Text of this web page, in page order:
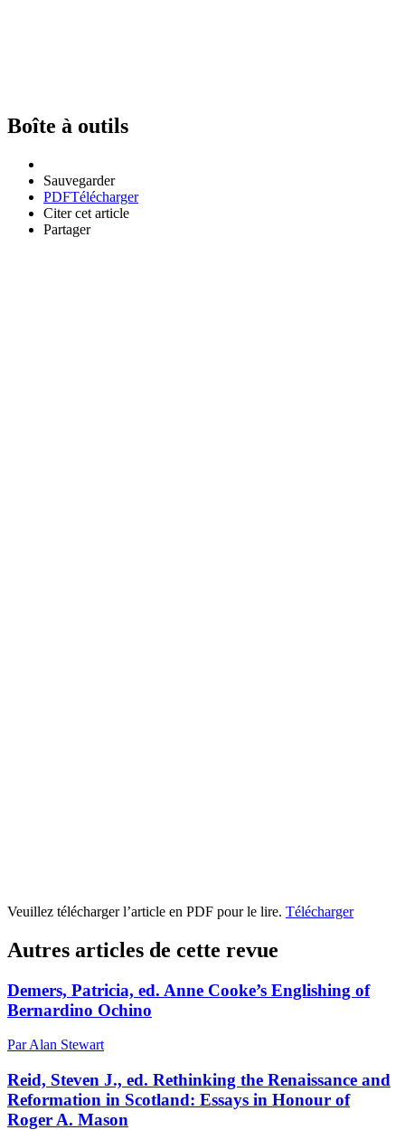
Boîte à outils
Sauvegarder
PDFTélécharger
Citer cet article
Partager
Veuillez télécharger l’article en PDF pour le lire. Télécharger
Autres articles de cette revue
Demers, Patricia, ed. Anne Cooke’s Englishing of
Bernardino Ochino
Par Alan Stewart
Reid, Steven J., ed. Rethinking the Renaissance and
Reformation in Scotland: Essays in Honour of
Roger A. Mason